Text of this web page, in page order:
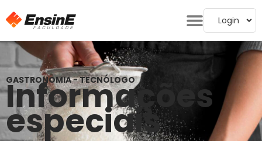
Login
GASTRONOMIA - TECNÓLOGO
Informações
especiais